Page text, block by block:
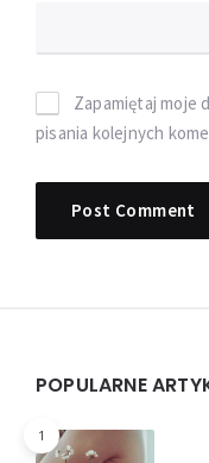
Zapamiętaj moje
pisania kolejnych
Widgets
POPULARNE
1